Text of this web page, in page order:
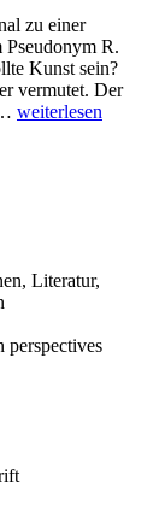
zu einer
Pseudonym R.
Kunst sein?
vermutet. Der
weiterlesen
Literatur,